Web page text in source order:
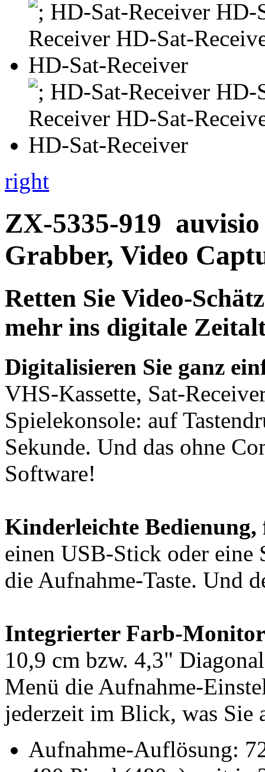
right
ZX-5335-919
Grabber, Video
Retten Sie Video-
mehr ins digitale
Digitalisieren Sie ganz
VHS-Kassette, Sat-
Spielekonsole: auf
Sekunde. Und das ohne
Software!
Kinderleichte
einen USB-Stick oder eine
die Aufnahme-Taste. Und
Integrierter Farb-
10,9 cm bzw. 4,3"
Menü die Aufnahme-
jederzeit im Blick, was Sie
Aufnahme-Auflösung: